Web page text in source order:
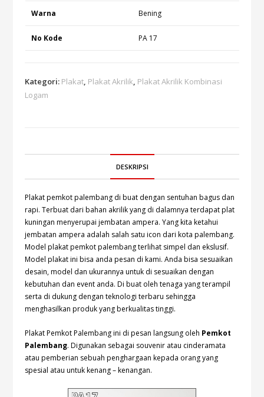
Warna Bening
No Kode PA 17
Kategori: Plakat, Plakat Akrilik, Plakat Akrilik Kombinasi
Logam
DESKRIPSI
Plakat pemkot palembang di buat dengan sentuhan bagus dan
rapi. Terbuat dari bahan akrilik yang di dalamnya terdapat plat
kuningan menyerupai jembatan ampera. Yang kita ketahui
jembatan ampera adalah salah satu icon dari kota palembang.
Model plakat pemkot palembang terlihat simpel dan ekslusif.
Model plakat ini bisa anda pesan di kami. Anda bisa sesuaikan
desain, model dan ukurannya untuk di sesuaikan dengan
kebutuhan dan event anda. Di buat oleh tenaga yang terampil
serta di dukung dengan teknologi terbaru sehingga
menghasilkan produk yang berkualitas tinggi.
Plakat Pemkot Palembang ini di pesan langsung oleh Pemkot
Palembang. Digunakan sebagai souvenir atau cinderamata
atau pemberian sebuah penghargaan kepada orang yang
spesial atau untuk kenang – kenangan.